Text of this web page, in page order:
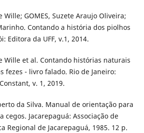
Wille; GOMES, Suzete Araujo Oliveira;
Contando a história dos piolhos
Editora da UFF, v.1, 2014.
Wille et al. Contando histórias naturais
fezes - livro falado. Rio de Janeiro:
v. 1, 2019.
da Silva. Manual de orientação para
cegos. Jacarepaguá: Associação de
Regional de Jacarepaguá, 1985. 12 p.